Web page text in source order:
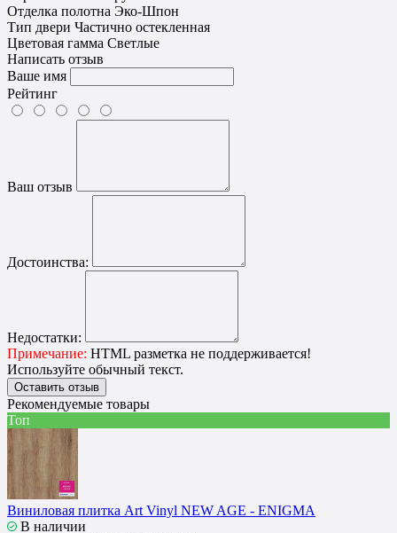
Отделка полотна Эко-Шпон
Тип двери Частично остекленная
Цветовая гамма Светлые
Написать отзыв
Ваше имя
Рейтинг
Ваш отзыв
Достоинства:
Недостатки:
Примечание: HTML разметка не поддерживается!
Используйте обычный текст.
Оставить отзыв
Рекомендуемые товары
Топ
Виниловая плитка Art Vinyl NEW AGE - ENIGMA
В наличии